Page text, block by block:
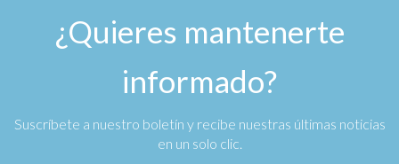
¿Quieres mantenerte
informado?
Suscríbete a nuestro boletín y recibe nuestras últimas noticias
en un solo clic.